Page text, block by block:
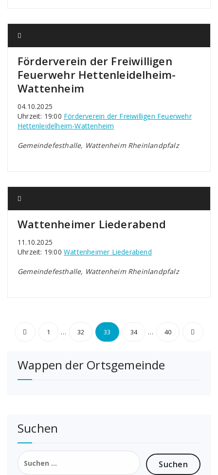
Förderverein der Freiwilligen
Feuerwehr Hettenleidelheim-
Wattenheim
04.10.2025
Uhrzeit: 19:00 Förderverein der Freiwilligen Feuerwehr
Hettenleidelheim-Wattenheim
Gemeindefesthalle, Wattenheim Rheinlandpfalz
Wattenheimer Liederabend
11.10.2025
Uhrzeit: 19:00 Wattenheimer Liederabend
Gemeindefesthalle, Wattenheim Rheinlandpfalz
Seitennummerierung
Beiträge
1 … 32 33 34 … 40
Wappen der Ortsgemeinde
Suchen
Suchen
nach: